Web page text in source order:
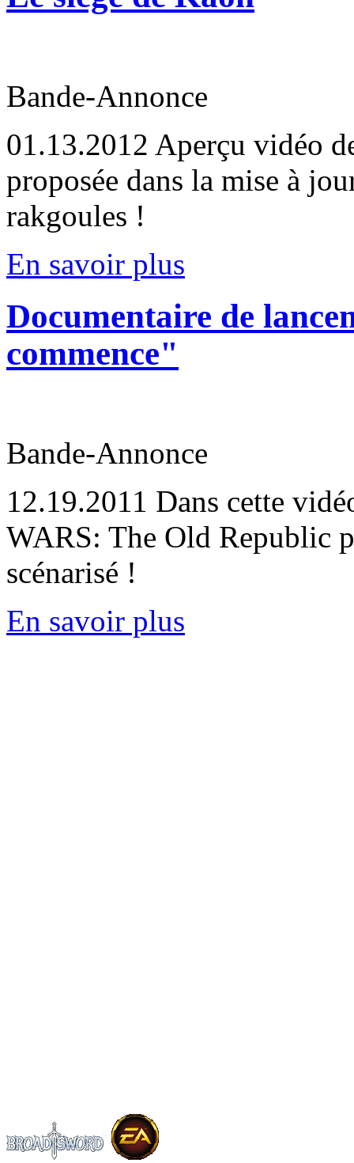
Bande-Annonce
01.13.2012 Aperçu vidéo
proposée dans la mise à
rakgoules !
En savoir plus
Documentaire de
commence"
Bande-Annonce
12.19.2011 Dans cette
WARS: The Old Republic
scénarisé !
En savoir plus